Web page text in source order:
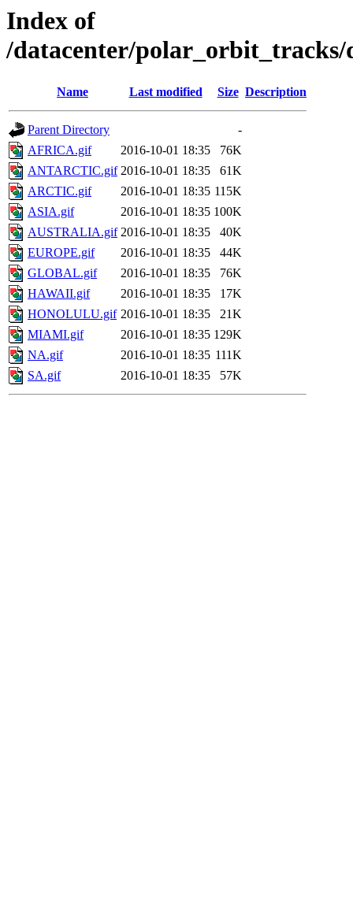
Index of
/datacenter/polar_orbit_tracks/
Name Last modified Size Description
Parent Directory
-
AFRICA.gif
2016-10-01 18:35
76K
ANTARCTIC.gif 2016-10-01 18:35
61K
ARCTIC.gif
2016-10-01 18:35 115K
ASIA.gif
2016-10-01 18:35 100K
AUSTRALIA.gif 2016-10-01 18:35
40K
EUROPE.gif
2016-10-01 18:35
44K
GLOBAL.gif
2016-10-01 18:35
76K
HAWAII.gif
2016-10-01 18:35
17K
HONOLULU.gif 2016-10-01 18:35
21K
MIAMI.gif
2016-10-01 18:35 129K
NA.gif
2016-10-01 18:35 111K
SA.gif
2016-10-01 18:35 57K